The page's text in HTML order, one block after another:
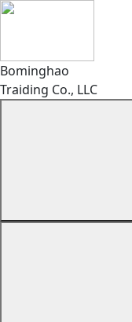
Bominghao
Traiding Co., LLC